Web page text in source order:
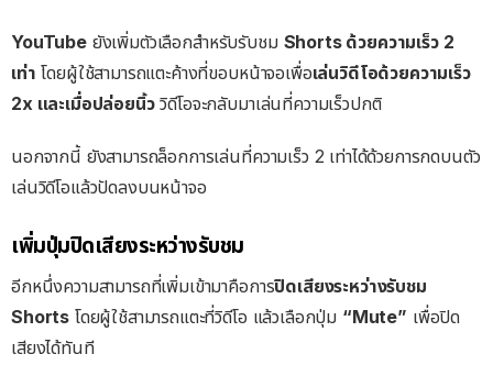
YouTubeยังเพิ่มตัวเลือกสำหรับรับชม Shorts ด้วยความเร็ว 2
เท่า โดยผู้ใช้สามารถแตะค้างที่ขอบหน้าจอเพื่อเล่นวิดีโอด้วยความเร็ว
2x และเมื่อปล่อยนิ้ววิดีโอจะกลับมาเล่นที่ความเร็วปกติ
นอกจากนี้ ยังสามารถล็อกการเล่นที่ความเร็ว 2 เท่าได้ด้วยการกดบนตัว
เล่นวิดีโอแล้วปัดลงบนหน้าจอ
เพิ่มปุ่มปิดเสียงระหว่างรับชม
อีกหนึ่งความสามารถที่เพิ่มเข้ามาคือการปิดเสียงระหว่างรับชม
Shorts โดยผู้ใช้สามารถแตะที่วิดีโอ แล้วเลือกปุ่ม “Mute” เพื่อปิด
เสียงได้ทันที